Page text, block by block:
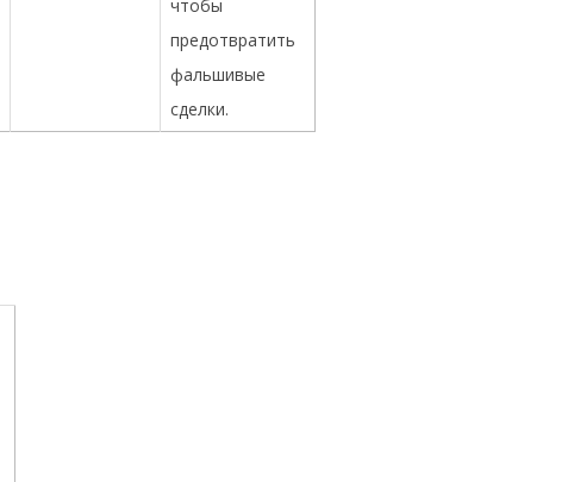
чтобы
предотвратить
фальшивые
сделки.